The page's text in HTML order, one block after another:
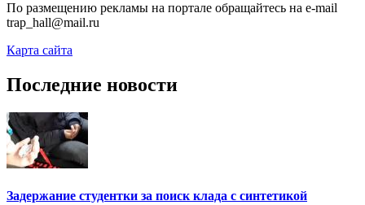
По размещению рекламы на портале обращайтесь на e-mail
trap_hall@mail.ru
Карта сайта
Последние новости
Задержание студентки за поиск клада с синтетикой